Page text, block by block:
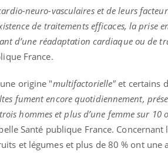
neuro-vasculaires et de leurs
de traitements efficaces, la prise
d’une réadaptation cardiaque ou de
France.
origine "multifactorielle" et certains
fument encore quotidiennement,
hommes et plus d’une femme sur 10
Santé publique France. Concernant
et légumes et plus de 80 % ont une